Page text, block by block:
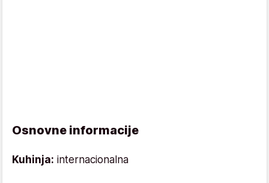
Osnovne informacije
Kuhinja: internacionalna